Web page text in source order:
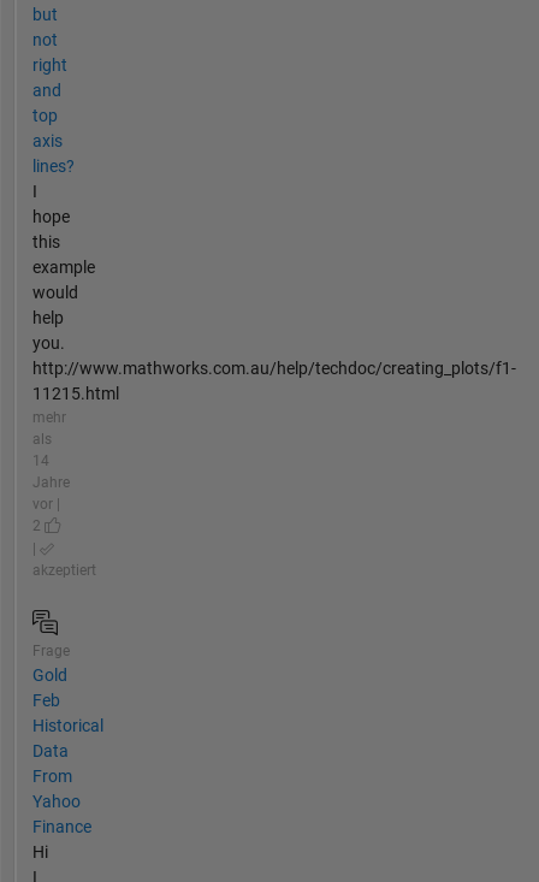
but
not
right
and
top
axis
lines?
I
hope
this
example
would
help
you.
http://www.mathworks.com.au/help/techdoc/creating_plots/f1-
11215.html
mehr
als
14
Jahre
vor |
2
akzeptiert
Frage
Gold
Feb
Historical
Data
From
Yahoo
Finance
Hi
I